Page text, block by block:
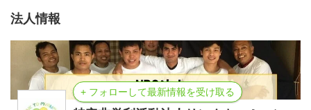
状況で、在日ミャンマー人からの相談が多く、相談・支援
そんな1年間を振り返り、支援したミャンマー人の声や支
援に携わった支援スタッフのメンバーを参加する皆様に共
有したいと考えております。
法人情報
+ フォローして最新情報を受け取る